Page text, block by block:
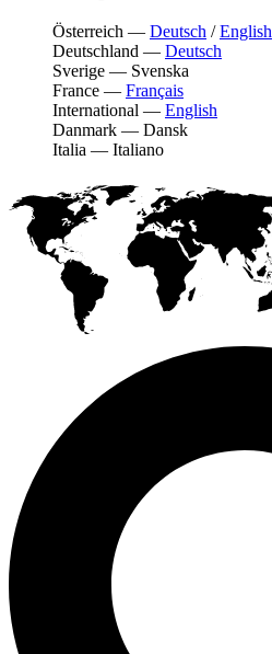
Österreich — Deutsch /English
Deutschland — Deutsch
Sverige — Svenska
France — Français
International — English
Danmark — Dansk
Italia — Italiano